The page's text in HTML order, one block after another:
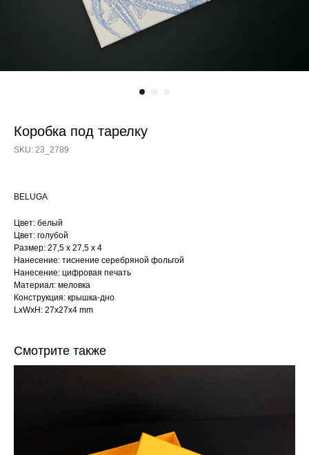
Коробка под тарелку
SKU: 23_2789
BELUGA
Цвет: белый
Цвет: голубой
Размер: 27,5 х 27,5 х 4
Нанесение: тиснение серебряной фольгой
Нанесение: цифровая печать
Материал: меловка
Конструкция: крышка-дно
LxWxH: 27x27x4 mm
Смотрите также